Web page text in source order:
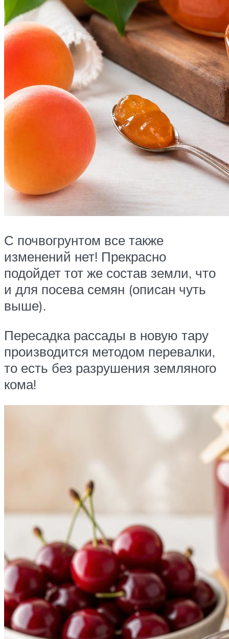
С почвогрунтом все также
изменений нет! Прекрасно
подойдет тот же состав земли, что
и для посева семян (описан чуть
выше).
Пересадка рассады в новую тару
производится методом перевалки,
то есть без разрушения земляного
кома!